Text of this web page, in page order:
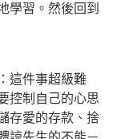
學習。然後回到
這件事超級難
控制自己的心思
存愛的存款、捨